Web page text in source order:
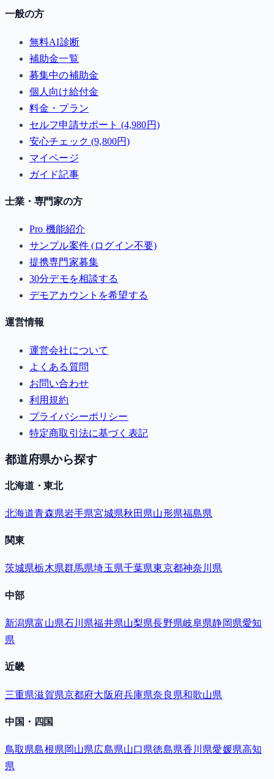
一般の方
無料AI診断
補助金一覧
募集中の補助金
個人向け給付金
料金・プラン
セルフ申請サポート (4,980円)
安心チェック (9,800円)
マイページ
ガイド記事
士業・専門家の方
Pro 機能紹介
サンプル案件 (ログイン不要)
提携専門家募集
30分デモを相談する
デモアカウントを希望する
運営情報
運営会社について
よくある質問
お問い合わせ
利用規約
プライバシーポリシー
特定商取引法に基づく表記
都道府県から探す
北海道・東北
北海道青森県岩手県宮城県秋田県山形県福島県
関東
茨城県栃木県群馬県埼玉県千葉県東京都神奈川県
中部
新潟県富山県石川県福井県山梨県長野県岐阜県静岡県愛知
県
近畿
三重県滋賀県京都府大阪府兵庫県奈良県和歌山県
中国・四国
鳥取県島根県岡山県広島県山口県徳島県香川県愛媛県高知
県